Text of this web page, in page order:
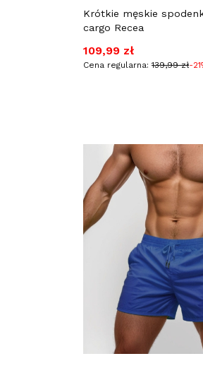
Krótkie męskie
cargo Recea
Cena promocyjna
109,99 zł
Cena regularna: 139,99 zł-